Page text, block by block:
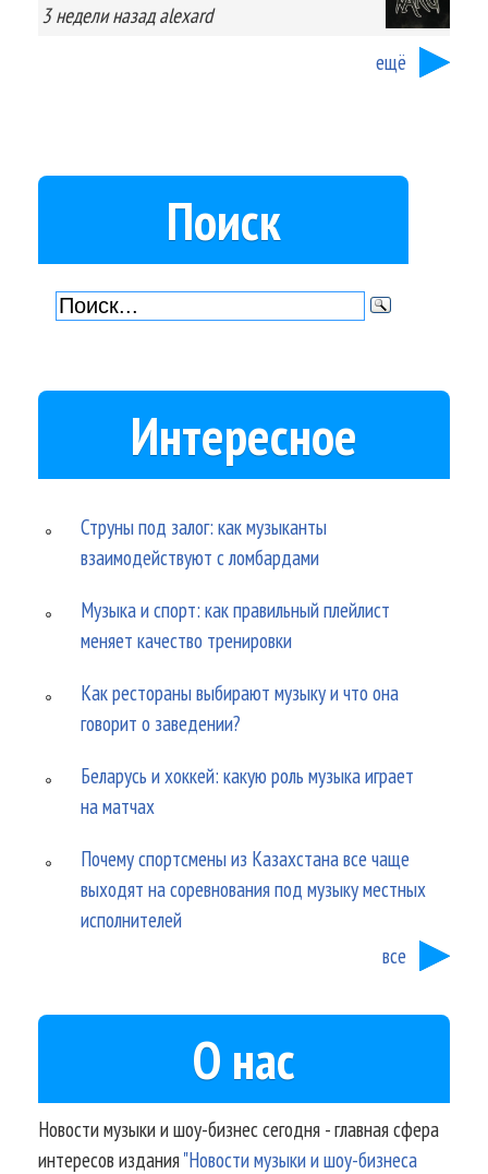
3 неделиназад alexard
ещё
Поиск
Интересное
Струны под залог: как музыканты
взаимодействуют с ломбардами
Музыка и спорт: как правильный плейлист
меняет качество тренировки
Как рестораны выбирают музыку и что она
говорит о заведении?
Беларусь и хоккей: какую роль музыка играет
на матчах
Почему спортсмены из Казахстана все чаще
выходят на соревнования под музыку местных
исполнителей
все
О нас
Новости музыки и шоу-бизнес сегодня - главная сфера
интересов издания"Новости музыки и шоу-бизнеса